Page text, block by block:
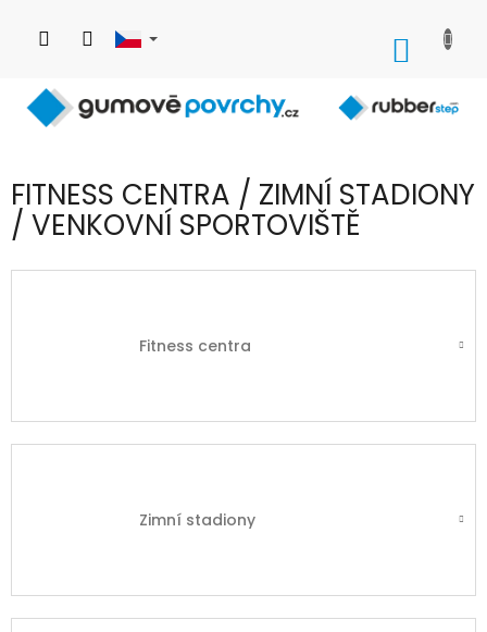
obsah
FITNESS CENTRA / ZIMNÍ STADIONY
/ VENKOVNÍ SPORTOVIŠTĚ
Fitness centra
Zimní stadiony